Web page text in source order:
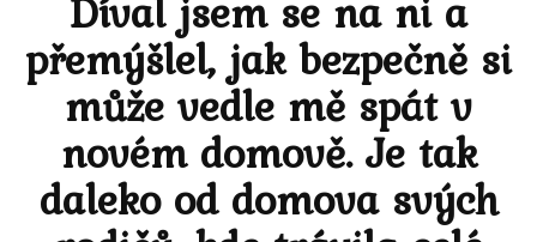
přemýšlel, jak bezpečně si
může vedle mě spát v
novém domově. Je tak
daleko od domova svých